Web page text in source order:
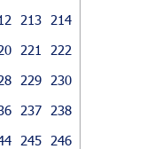
213
214
221
222
229
230
237
238
245
246